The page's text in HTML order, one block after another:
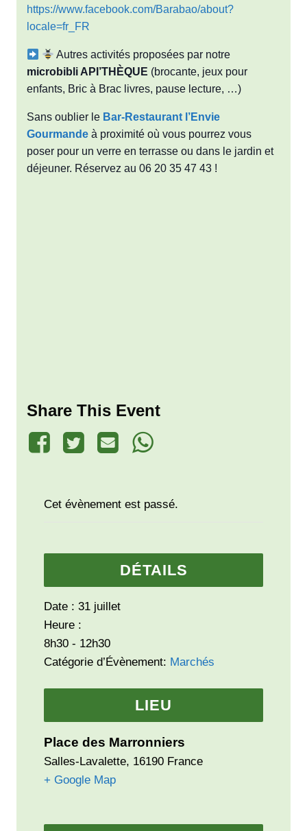
https://www.facebook.com/Barabao/about?
locale=fr_FR
Autres activités proposées par notre
microbibli API’THÈQUE (brocante, jeux pour
enfants, Bric à Brac livres, pause lecture, …)
Sans oublier le Bar-Restaurant l’Envie
Gourmande à proximité où vous pourrez vous
poser pour un verre en terrasse ou dans le jardin et
déjeuner. Réservez au 06 20 35 47 43 !
Share This Event
Cet évènement est passé.
DÉTAILS
Date : 31 juillet
Heure :
8h30 - 12h30
Catégorie d’Évènement: Marchés
LIEU
Place des Marronniers
Salles-Lavalette, 16190 France
+ Google Map